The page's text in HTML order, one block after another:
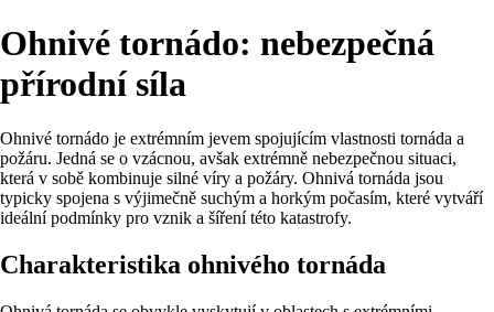
Ohnivé tornádo: nebezpečná
přírodní síla
Ohnivé tornádo je extrémním jevem spojujícím vlastnosti tornáda a
požáru. Jedná se o vzácnou, avšak extrémně nebezpečnou situaci,
která v sobě kombinuje silné víry a požáry. Ohnivá tornáda jsou
typicky spojena s výjimečně suchým a horkým počasím, které vytváří
ideální podmínky pro vznik a šíření této katastrofy.
Charakteristika ohnivého tornáda